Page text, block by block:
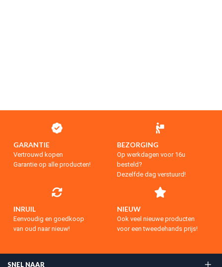
GARANTIE
Vertrouwd kopen
Garantie op alle producten!
BEZORGING
Op werkdagen voor 16u
besteld?
Dezelfde dag verstuurd!
INRUIL
Eenvoudig en goedkoop
van oud naar nieuw!
NIEUW
Ook veel nieuwe producten
voor een tweedehands prijs!
SNEL NAAR